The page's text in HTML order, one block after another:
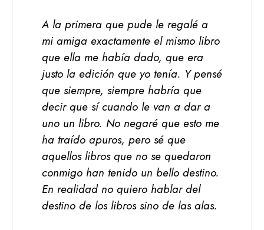
A la primera que pude le regalé a
mi amiga exactamente el mismo libro
que ella me había dado, que era
justo la edición que yo tenía. Y pensé
que siempre, siempre habría que
decir que sí cuando le van a dar a
uno un libro. No negaré que esto me
ha traído apuros, pero sé que
aquellos libros que no se quedaron
conmigo han tenido un bello destino.
En realidad no quiero hablar del
destino de los libros sino de las alas.